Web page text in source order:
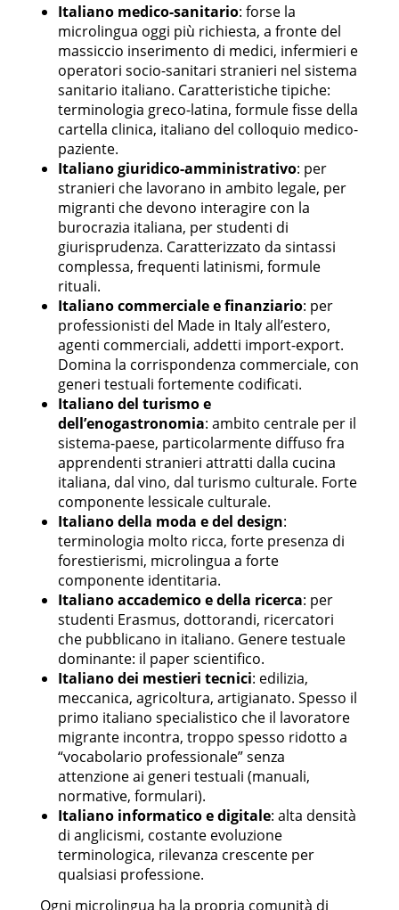
Italiano medico-sanitario: forse la
microlingua oggi più richiesta, a fronte del
massiccio inserimento di medici, infermieri e
operatori socio-sanitari stranieri nel sistema
sanitario italiano. Caratteristiche tipiche:
terminologia greco-latina, formule fisse della
cartella clinica, italiano del colloquio medico-
paziente.
Italiano giuridico-amministrativo: per
stranieri che lavorano in ambito legale, per
migranti che devono interagire con la
burocrazia italiana, per studenti di
giurisprudenza. Caratterizzato da sintassi
complessa, frequenti latinismi, formule
rituali.
Italiano commerciale e finanziario: per
professionisti del Made in Italy all’estero,
agenti commerciali, addetti import-export.
Domina la corrispondenza commerciale, con
generi testuali fortemente codificati.
Italiano del turismo e
dell’enogastronomia: ambito centrale per il
sistema-paese, particolarmente diffuso fra
apprendenti stranieri attratti dalla cucina
italiana, dal vino, dal turismo culturale. Forte
componente lessicale culturale.
Italiano della moda e del design:
terminologia molto ricca, forte presenza di
forestierismi, microlingua a forte
componente identitaria.
Italiano accademico e della ricerca: per
studenti Erasmus, dottorandi, ricercatori
che pubblicano in italiano. Genere testuale
dominante: il paper scientifico.
Italiano dei mestieri tecnici: edilizia,
meccanica, agricoltura, artigianato. Spesso il
primo italiano specialistico che il lavoratore
migrante incontra, troppo spesso ridotto a
“vocabolario professionale” senza
attenzione ai generi testuali (manuali,
normative, formulari).
Italiano informatico e digitale: alta densità
di anglicismi, costante evoluzione
terminologica, rilevanza crescente per
qualsiasi professione.
Ogni microlingua ha la propria comunità di